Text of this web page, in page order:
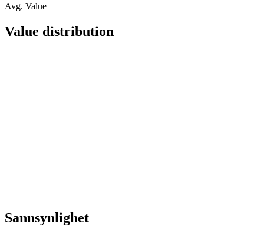
Avg. Value
Value distribution
Sannsynlighet